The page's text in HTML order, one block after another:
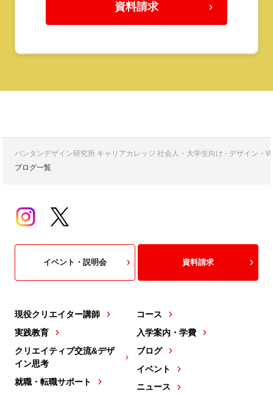
資料請求
バンタンデザイン研究所 キャリアカレッジ 社会人・大学生向け - デザイン・
ブログ一覧
現役クリエイター講師
実践教育
クリエイティブ交流&デザ
イン思考
就職・転職サポート
コース
入学案内・学費
ブログ
イベント
ニュース
イベント・説明会 資料請求